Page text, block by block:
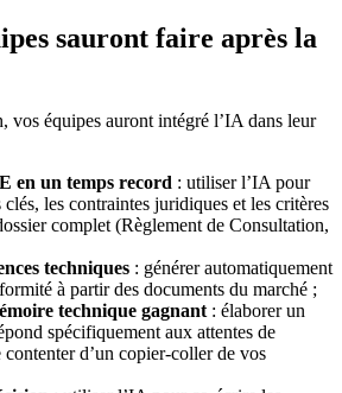
sauront faire après la
vos équipes auront intégré l’IA dans leur
en un temps record : utiliser l’IA pour
les contraintes juridiques et les critères
complet (Règlement de Consultation,
techniques : générer automatiquement
à partir des documents du marché ;
technique gagnant : élaborer un
spécifiquement aux attentes de
contenter d’un copier-coller de vos